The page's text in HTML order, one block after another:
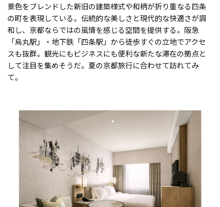
景色をブレンドした新旧の建築様式や和柄が折り重なる四条
の町を表現している。伝統的な美しさと現代的な快適さが調
和し、京都ならではの風情を感じる空間を提供する。阪急
「烏丸駅」・地下鉄「四条駅」から徒歩すぐの立地でアクセ
スも抜群。観光にもビジネスにも便利な新たな滞在の拠点と
して注目を集めそうだ。夏の京都旅行に合わせて訪れてみ
て。